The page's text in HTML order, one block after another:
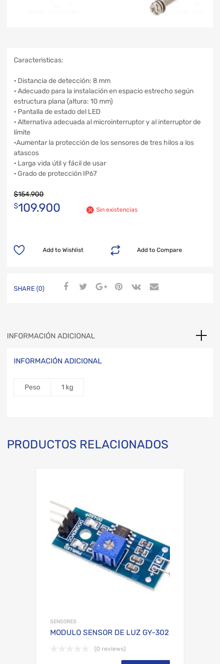
Caracteristicas:
• Distancia de detección: 8 mm
• Adecuado para la instalación en espacio estrecho según
estructura plana (altura: 10 mm)
• Pantalla de estado del LED
• Alternativa adecuada al microinterruptor y al interruptor de
límite
•Aumentar la protección de los sensores de tres hilos a los
atascos
• Larga vida útil y fácil de usar
• Grado de protección IP67
$154.900
$109.900 Sin existencias
Add to Compare
Add to Wishlist
SHARE (0)
INFORMACIÓN ADICIONAL
INFORMACIÓN ADICIONAL
Peso 1 kg
PRODUCTOS RELACIONADOS
SENSORES
MODULO SENSOR DE LUZ GY-302
(0 reviews)